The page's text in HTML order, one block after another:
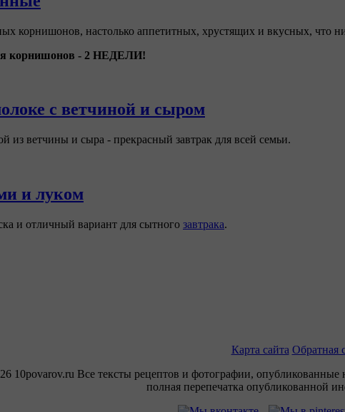
корнишонов, настолько аппетитных, хрустящих и вкусных, что
корнишонов - 2 НЕДЕЛИ!
с ветчиной и сыром
из ветчины и сыра - прекрасный завтрак для всей семьи.
и луком
и отличный вариант для сытного завтрака.
Карта сайта Обратная
10povarov.ru Все тексты рецептов и фотографии,
полная перепечатка опубликованной